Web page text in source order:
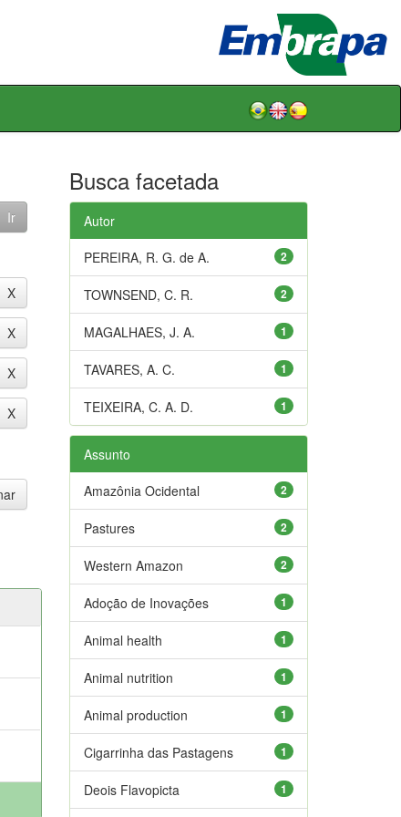
Busca facetada
Autor
2
PEREIRA, R. G. de A.
2
TOWNSEND, C. R.
1
MAGALHAES, J. A.
1
TAVARES, A. C.
1
TEIXEIRA, C. A. D.
Assunto
2
Amazônia Ocidental
2
Pastures
2
Western Amazon
1
Adoção de Inovações
1
Animal health
1
Animal nutrition
1
Animal production
1
Cigarrinha das Pastagens
1
Deois Flavopicta